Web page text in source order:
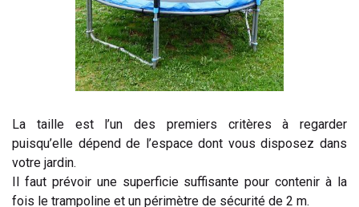
La taille est l’un des premiers critères à regarder
puisqu’elle dépend de l’espace dont vous disposez dans
votre jardin.
Il faut prévoir une superficie suffisante pour contenir à la
fois le trampoline et un périmètre de sécurité de 2 m.